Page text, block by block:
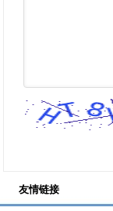
友情链接